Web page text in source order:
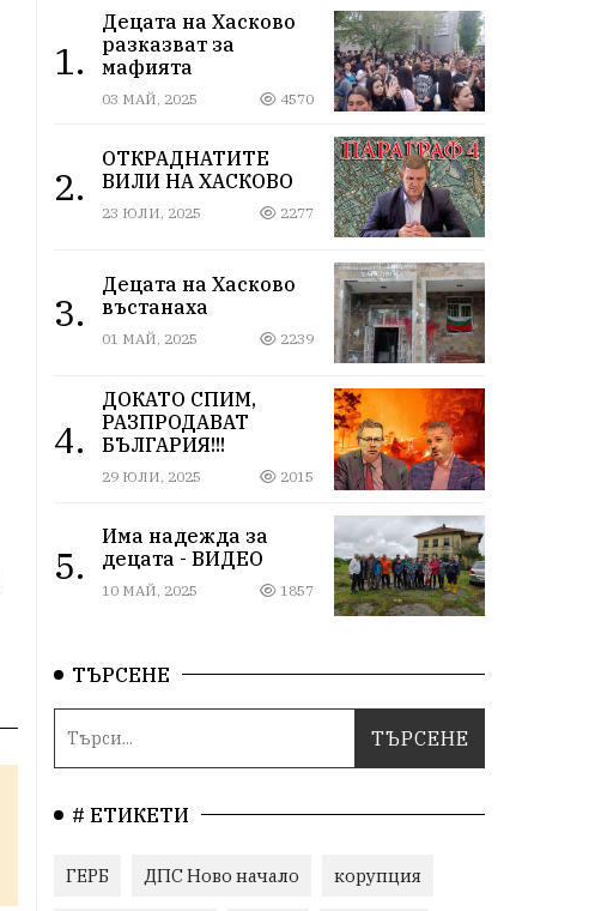
1.
Децата на Хасково
разказват за
мафията
03 МАЙ, 2025 4570
2.
ОТКРАДНАТИТЕ
ВИЛИ НА ХАСКОВО
23 ЮЛИ, 2025 2277
3.
Децата на Хасково
въстанаха
01 МАЙ, 2025 2239
4.
ДОКАТО СПИМ,
РАЗПРОДАВАТ
БЪЛГАРИЯ!!!
29 ЮЛИ, 2025 2015
5.
Има надежда за
децата - ВИДЕО
10 МАЙ, 2025 1857
ТЪРСЕНЕ
# ЕТИКЕТИ
ГЕРБ ДПС Ново начало корупция